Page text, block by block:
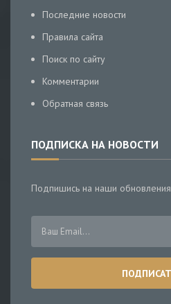
Последние новости
Правила сайта
Поиск по сайту
Комментарии
Обратная связь
ПОДПИСКА НА НОВОСТИ
Подпишись на наши